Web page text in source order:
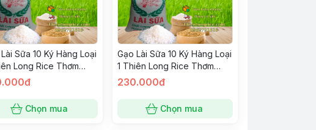
Sữa 10 Ký Hàng Loại
Long Rice Thơm
Dai Cơm
Chọn mua
Gạo Lài Sữa 10 Ký Hàng Loại
1 Thiên Long Rice Thơm
Dẻo Vừa Dai Cơm
230.000đ
Chọn mua